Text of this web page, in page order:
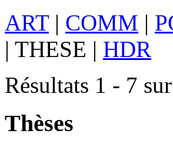
ART| COMM |
| THESE | HDR
Résultats 1 - 7
Thèses